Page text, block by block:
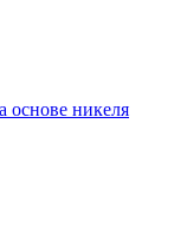
основе никеля